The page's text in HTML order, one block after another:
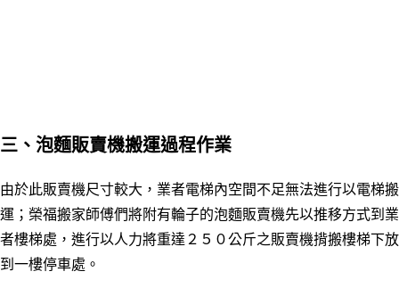
三 、 泡麵販賣機搬運過程作業
由於此販賣機尺寸較大，業者電梯內空間不足無法進行以電梯搬
運； 榮福搬家師傅們將附有輪子的泡麵販賣機先以推移方式到業
者樓梯處，進行以人力將重達２５０公斤之販賣機揹搬樓梯下放
到一樓停車處。